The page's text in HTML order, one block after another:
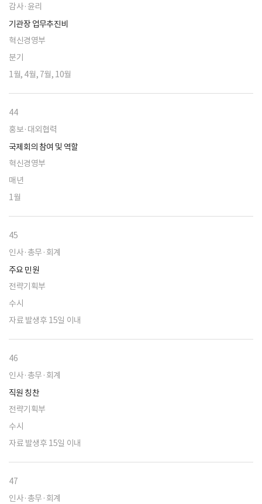
감사·윤리
기관장 업무추진비
혁신경영부
분기
1월, 4월, 7월, 10월
44
홍보·대외협력
국제회의 참여 및 역할
혁신경영부
매년
1월
45
인사·총무·회계
주요 민원
전략기획부
수시
자료 발생후 15일 이내
46
인사·총무·회계
직원 칭찬
전략기획부
수시
자료 발생후 15일 이내
47
인사·총무·회계